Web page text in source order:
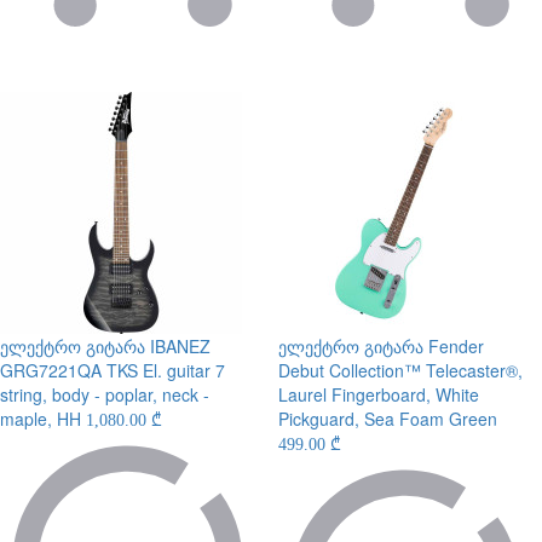
ელექტრო გიტარა IBANEZ
GRG7221QA TKS El. guitar 7
string, body - poplar, neck -
maple, HH 1,080.00 ₾
ელექტრო გიტარა Fender
Debut Collection™ Telecaster®,
Laurel Fingerboard, White
Pickguard, Sea Foam Green
499.00 ₾